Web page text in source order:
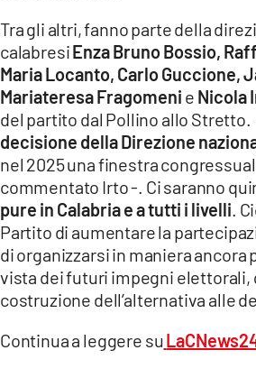
ILVIBONESE.IT
CATANZAROCHANNEL.IT
LACAPITALENEWS.IT
App
ANDROID
APPLE
Tra gli altri, fanno parte della
calabresiEnza Bruno Bossio,
Maria Locanto, Carlo Guccione,
Mariateresa Fragomeni e Nicola
del partito dal Pollino allo Stretto.
decisione della Direzione
nel 2025 una finestra
commentato Irto -. Ci saranno
pure in Calabria e a tutti i livelli .
Partito di aumentare la
di organizzarsi in maniera ancora
vista dei futuri impegni elettorali,
costruzione dell’alternativa alle
Continua a leggere su